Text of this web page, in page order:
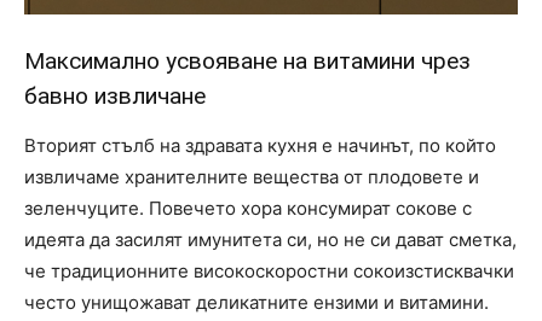
Максимално усвояване на витамини чрез
бавно извличане
Вторият стълб на здравата кухня е начинът, по който
извличаме хранителните вещества от плодовете и
зеленчуците. Повечето хора консумират сокове с
идеята да засилят имунитета си, но не си дават сметка,
че традиционните високоскоростни сокоизстисквачки
често унищожават деликатните ензими и витамини.